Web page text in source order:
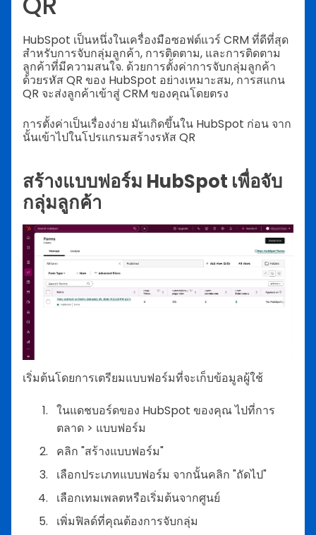
HubSpot เป็นหนึ่งในเครื่องมือซอฟต์แวร์ CRM ที่ดีที่สุด
สำหรับการจับกลุ่มลูกค้า, การติดตาม, และการติดตาม
ลูกค้าที่มีความสนใจ. ด้วยการตั้งค่าการจับกลุ่มลูกค้า
ด้วยรหัส QR ของ HubSpot อย่างเหมาะสม, การสแกน
QR จะส่งลูกค้าเข้าสู่ CRM ของคุณโดยตรง
การตั้งค่าเป็นเรื่องง่าย มันเกิดขึ้นใน HubSpot ก่อน จาก
นั้นเข้าไปในโปรแกรมสร้างรหัส QR
สร้างแบบฟอร์ม HubSpot เพื่อจับ
กลุ่มลูกค้า
เริ่มต้นโดยการเตรียมแบบฟอร์มที่จะเก็บข้อมูลผู้ใช้
ในแดชบอร์ดของ HubSpot ของคุณ ไปที่การ
ตลาด > แบบฟอร์ม
คลิก "สร้างแบบฟอร์ม"
เลือกประเภทแบบฟอร์ม จากนั้นคลิก "ถัดไป"
เลือกเทมเพลตหรือเริ่มต้นจากศูนย์
เพิ่มฟิลด์ที่คุณต้องการจับกลุ่ม